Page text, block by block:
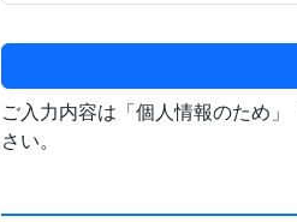
ご入力内容は「個人情報のため
さい。